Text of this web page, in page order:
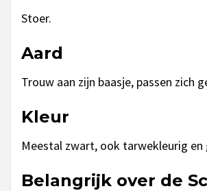
Stoer.
Aard
Trouw aan zijn baasje, passen zich
Kleur
Meestal zwart, ook tarwekleurig
Belangrijk over de